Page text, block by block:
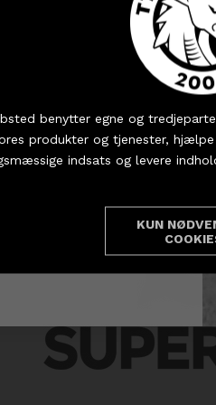
dine billetter og sæsonkort
KØB BILLET
skyldes den flotte
er assistenttræner.
personlig sponsor for
Superprofil er
benytter egne og
produkter og tjenester,
indsats og levere
KUN
nyhedsbrev og deltag
månedlige konkurrence!